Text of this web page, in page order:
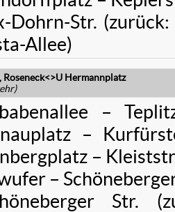
Dohrn-Str.
Allee)
Roseneck<>U Hermannplatz
–
–
–
–
Str.